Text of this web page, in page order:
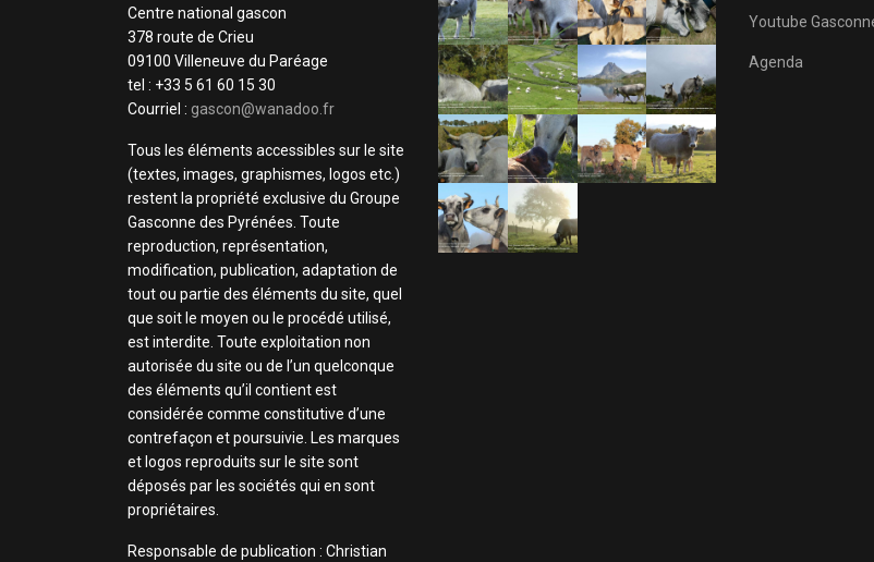
Centre national gascon
378 route de Crieu
09100 Villeneuve du Paréage
tel : +33 5 61 60 15 30
Courriel : gascon@wanadoo.fr
Tous les éléments accessibles sur le site
(textes, images, graphismes, logos etc.)
restent la propriété exclusive du Groupe
Gasconne des Pyrénées. Toute
reproduction, représentation,
modification, publication, adaptation de
tout ou partie des éléments du site, quel
que soit le moyen ou le procédé utilisé,
est interdite. Toute exploitation non
autorisée du site ou de l’un quelconque
des éléments qu’il contient est
considérée comme constitutive d’une
contrefaçon et poursuivie. Les marques
et logos reproduits sur le site sont
déposés par les sociétés qui en sont
propriétaires.
Responsable de publication : Christian
Youtube
Agenda